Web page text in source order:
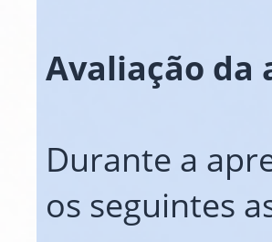
Avaliação da
Durante a
os seguintes